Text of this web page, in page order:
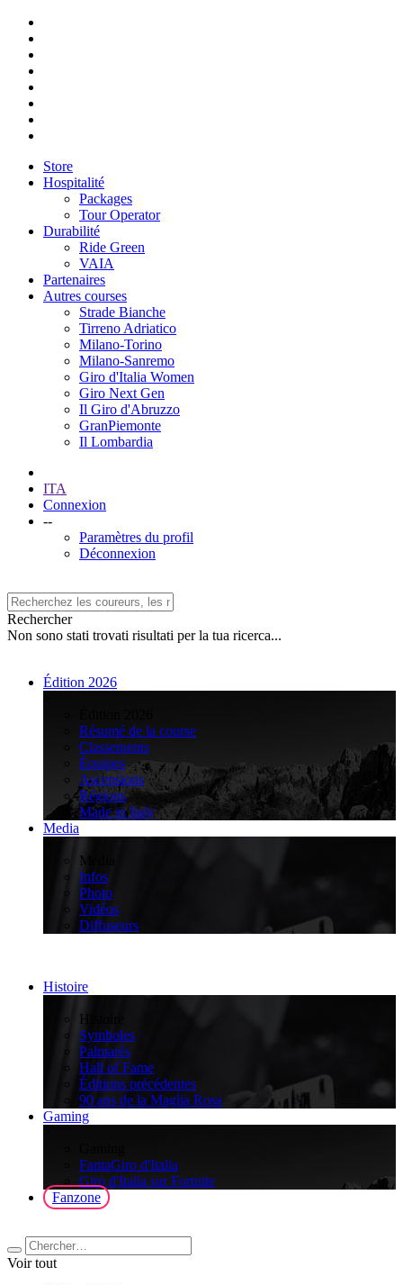
Store
Hospitalité
Packages
Tour Operator
Durabilité
Ride Green
VAIA
Partenaires
Autres courses
Strade Bianche
Tirreno Adriatico
Milano-Torino
Milano-Sanremo
Giro d'Italia Women
Giro Next Gen
Il Giro d'Abruzzo
GranPiemonte
Il Lombardia
ITA
Connexion
--
Paramètres du profil
Déconnexion
Rechercher
Non sono stati trovati risultati per la tua ricerca...
Édition 2026
Résumé de la course
Classements
Équipes
Ascensions
Régions
Made in Italy
Media
Media
Infos
Photo
Vidéos
Diffuseurs
Histoire
Histoire
Symboles
Palmarès
Hall of Fame
Éditions précédentes
90 ans de la Maglia Rosa
Gaming
FantaGiro d'Italia
Giro d'Italia sur Fortnite
Fanzone
Voir tout